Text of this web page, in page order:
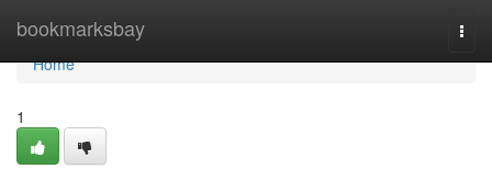
bookmarksbay
Home
Home
1